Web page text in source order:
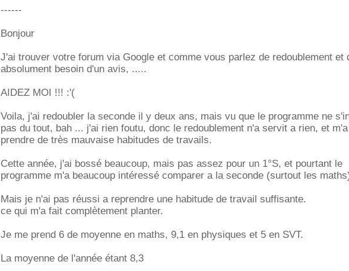
------
Bonjour
J'ai trouver votre forum via Google et comme vous parlez de redoublement et
absolument besoin d'un avis, .....
AIDEZ MOI !!! :'(
Voila, j'ai redoubler la seconde il y deux ans, mais vu que le programme ne
pas du tout, bah ... j'ai rien foutu, donc le redoublement n'a servit a rien, et
prendre de très mauvaise habitudes de travails.
Cette année, j'ai bossé beaucoup, mais pas assez pour un 1°S, et pourtant le
programme m'a beaucoup intéressé comparer a la seconde (surtout les
Mais je n'ai pas réussi a reprendre une habitude de travail suffisante.
ce qui m'a fait complètement planter.
Je me prend 6 de moyenne en maths, 9,1 en physiques et 5 en SVT.
La moyenne de l'année étant 8,3